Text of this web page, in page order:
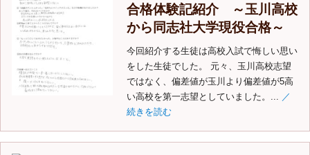
合格体験記紹介 ～玉川高校
から同志社大学現役合格～
今回紹介する生徒は高校入試で悔しい思い
をした生徒でした。 元々、玉川高校志望
ではなく、偏差値が玉川より偏差値が5高
い高校を第一志望としていました。... ／
続きを読む